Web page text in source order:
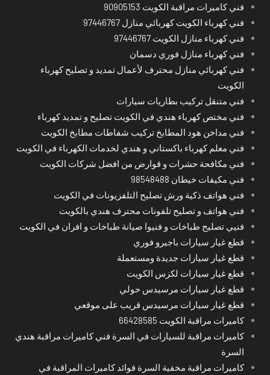
فني كاميرات مراقبة الكويت 90905153
فني كهرباء الكويت كهربائي منازل 97446767
فني كهرباء منازل الكويت 97446767
فني كهرباء منازل فوري دسمان
فني كهربائي منازل محترف لأعمال تمديد و تصليح كهرباء
الكويت
فني متنقل تركيب بطاريات سيارات
فني مختص كهرباء هندي في الكويت تصليح و تمديد كهرباء
فني مداخن هود المطابخ تركيب شفاطات مطابخ الكويت
فني معلم كهرباء باكستاني و هندي لخدمات الكهرباء في الكويت
فني مكافحة حشرات و قوارض من افضل شركات الكويت
فني مكيفات خيطان 98548488
فني هواتف ذكية ورش تصليح التلفزيونات في الكويت
فني هواتف و تصليح تلفونات محترف هندي بالكويت
فنيي تصليح طباخات و فنيوا صيانة طباخات و افران في الكويت
قطع غيار سيارات باجيرو فوري
قطع غيار سيارات جديدة ومستعملة
قطع غيار سيارات لكزس الكويت
قطع غيار سيارات مرسيدس حولي
قطع غيار سيارات مرسيدس قريب على موقعي
كاميرات مراقبة الكويت 66428585
كاميرات مراقبة للسيارات في السرة فني كاميرات مراقبة هندي
السرة
كاميرات مراقبة مخفية السرة فوائد كاميرات المراقبة في